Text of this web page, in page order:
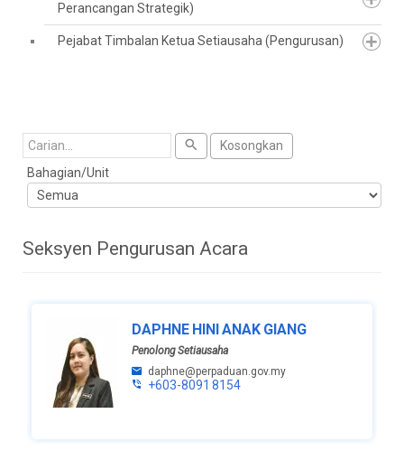
Perancangan Strategik)
Pejabat Timbalan Ketua Setiausaha (Pengurusan)
Cari
Kosongkan
Bahagian/Unit
Seksyen Pengurusan Acara
DAPHNE HINI ANAK GIANG
Penolong Setiausaha
daphne@perpaduan.gov.my
+603-8091 8154